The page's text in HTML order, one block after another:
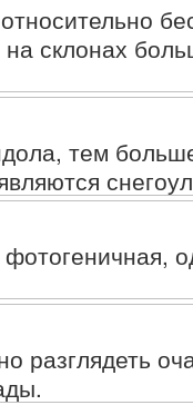
склонах
тем
разглядеть